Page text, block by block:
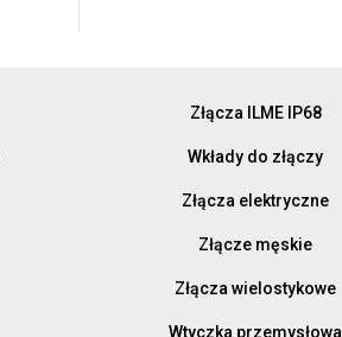
Złącza ILME IP68
Wkłady do złączy
Złącza elektryczne
Złącze męskie
Złącza wielostykowe
Wtyczka przemysłowa